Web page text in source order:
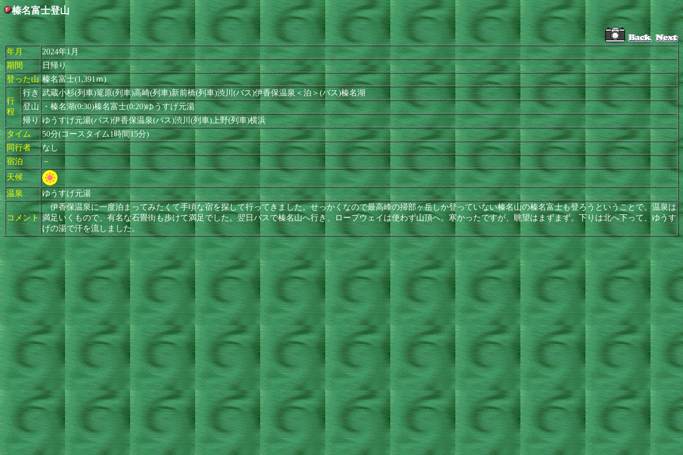
榛名富士登山
年月
2024年1月
期間
日帰り
登った山 榛名富士(1,391ｍ)
行
程
行き 武蔵小杉(列車)篭原(列車)高崎(列車)新前橋(列車)渋川(バス)伊香保温泉＜泊＞(バス)榛名湖
登山 ・榛名湖(0:30)榛名富士(0:20)ゆうすげ元湯
帰り ゆうすげ元湯(バス)伊香保温泉(バス)渋川(列車)上野(列車)横浜
タイム
50分(コースタイム1時間15分)
同行者
なし
宿泊
－
天候
温泉
ゆうすげ元湯
コメント
伊香保温泉に一度泊まってみたくて手頃な宿を探して行ってきました。せっかくなので最高峰の掃部ヶ岳しか登っていない榛名山の榛名富士も登ろうということで。温泉は
満足いくもので、有名な石畳街も歩けて満足でした。翌日バスで榛名山へ行き、ロープウェイは使わず山頂へ。寒かったですが、眺望はまずまず。下りは北へ下って、ゆうす
げの湯で汗を流しました。